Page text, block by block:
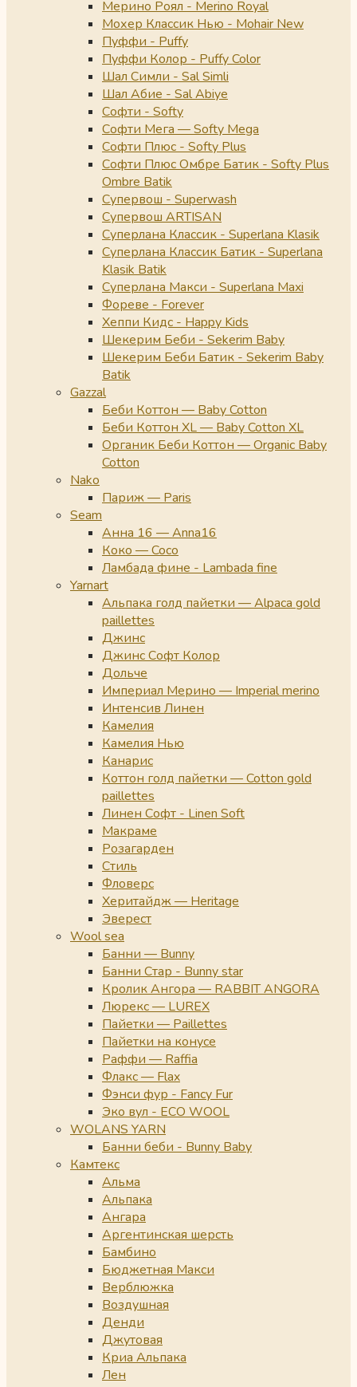
Мерино Роял - Merino Royal
Мохер Классик Нью - Mohair New
Пуффи - Puffy
Пуффи Колор - Puffy Color
Шал Симли - Sal Simli
Шал Абие - Sal Abiye
Софти - Softy
Софти Мега — Softy Mega
Софти Плюс - Softy Plus
Софти Плюс Омбре Батик - Softy Plus
Ombre Batik
Супервош - Superwash
Супервош ARTISAN
Суперлана Классик - Superlana Klasik
Суперлана Классик Батик - Superlana
Klasik Batik
Суперлана Макси - Superlana Maxi
Фореве - Forever
Хеппи Кидс - Happy Kids
Шекерим Беби - Sekerim Baby
Шекерим Беби Батик - Sekerim Baby
Batik
Gazzal
Беби Коттон — Baby Cotton
Беби Коттон XL — Baby Cotton XL
Органик Беби Коттон — Organic Baby
Cotton
Nako
Париж — Paris
Seam
Анна 16 — Anna16
Коко — Coco
Ламбада фине - Lambada fine
Yarnart
Альпака голд пайетки — Alpaca gold
paillettes
Джинс
Джинс Софт Колор
Дольче
Империал Мерино — Imperial merino
Интенсив Линен
Камелия
Камелия Нью
Канарис
Коттон голд пайетки — Cotton gold
paillettes
Линен Софт - Linen Soft
Макраме
Розагарден
Стиль
Фловерс
Херитайдж — Heritage
Эверест
Wool sea
Банни — Bunny
Банни Стар - Bunny star
Кролик Ангора — RABBIT ANGORA
Люрекс — LUREX
Пайетки — Paillettes
Пайетки на конусе
Раффи — Raffia
Флакс — Flax
Фэнси фур - Fancy Fur
Эко вул - ECO WOOL
WOLANS YARN
Банни беби - Bunny Baby
Камтекс
Альма
Альпака
Ангара
Аргентинская шерсть
Бамбино
Бюджетная Макси
Верблюжка
Воздушная
Денди
Джутовая
Криа Альпака
Лен